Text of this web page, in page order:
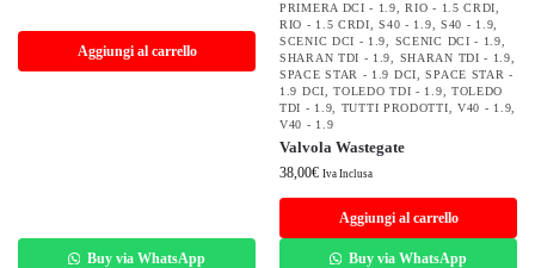
Aggiungi al carrello
Buy via WhatsApp
PRIMERA DCI - 1.9 ,RIO - 1.5 CRDI
RIO - 1.5 CRDI ,S40 - 1.9 S40 - 1.9
SCENIC DCI - 1.9
SCENIC DCI - 1.9
SHARAN TDI - 1.9
SHARAN TDI - 1.9
SPACE STAR - 1.9 DCI ,SPACE STAR -
1.9 DCI ,TOLEDO TDI - 1.9
TOLEDO
TDI - 1.9
TUTTI PRODOTTI V40 - 1.9
V40 - 1.9
Valvola Wastegate
38,00€ Iva Inclusa
Aggiungi al carrello
Buy via WhatsApp